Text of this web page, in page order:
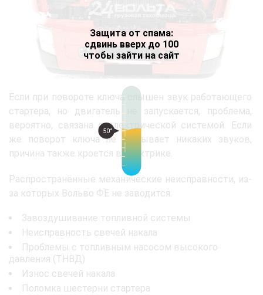
Защита от спама:
сдвинь вверх до 100
чтобы зайти на сайт
50°
Если при повороте ключа слышен звук работающего
стартера, но двигатель не запускается, проблема,
вероятно, связана с электрической системой. Если
же поворот ключа не вызывает никаких звуков,
причина также кроется в электрике.
Распространённые механические неисправности, из-
за которых Вольво ФЕ не заводится:
Завоздушивание топливной системы
Неисправность свечей накала
Проблемы с топливным насосом высокого
давления (ТНВД)
Износ свечей накала
Поломка шестерни стартера